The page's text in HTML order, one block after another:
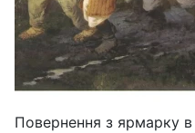
Повернення з ярмарку в